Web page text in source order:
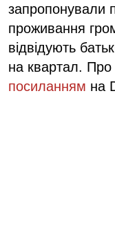
запропонували
проживання
відвідують
на квартал.
посиланням на